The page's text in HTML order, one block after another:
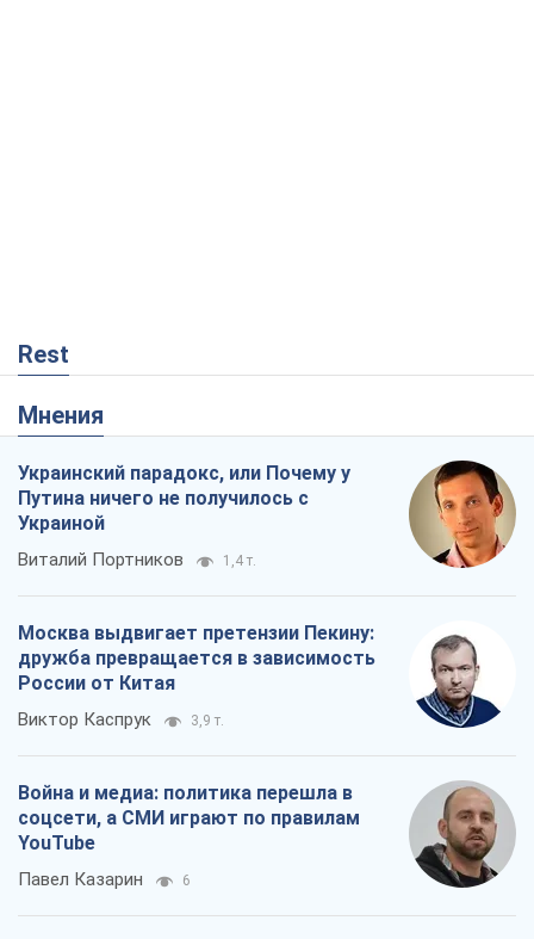
Rest
Мнения
Украинский парадокс, или Почему у
Путина ничего не получилось с
Украиной
Виталий Портников 1,4 т.
Москва выдвигает претензии Пекину:
дружба превращается в зависимость
России от Китая
Виктор Каспрук 3,9 т.
Война и медиа: политика перешла в
соцсети, а СМИ играют по правилам
YouTube
Павел Казарин 6